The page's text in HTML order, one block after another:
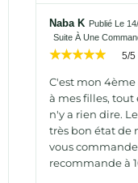
Naba K Publié Le
Suite À Une
5/5
C'est mon
à mes filles,
n'y a rien dire.
très bon état de
vous
recommande à